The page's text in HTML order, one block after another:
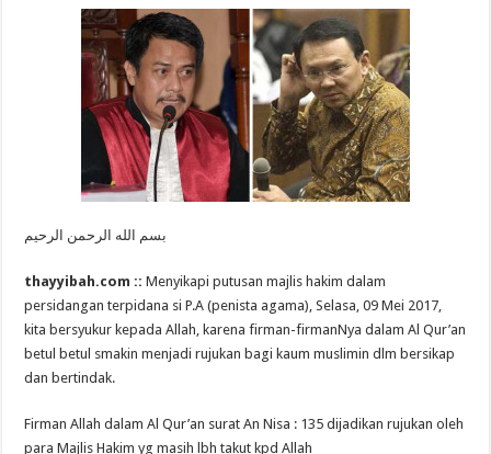
بسم الله الرحمن الرحيم
thayyibah.com ::Menyikapi putusan majlis hakim dalam
persidangan terpidana si P.A (penista agama), Selasa, 09 Mei 2017,
kita bersyukur kepada Allah, karena firman-firmanNya dalam Al Qur’an
betul betul smakin menjadi rujukan bagi kaum muslimin dlm bersikap
dan bertindak.
Firman Allah dalam Al Qur’an surat An Nisa : 135 dijadikan rujukan oleh
para Majlis Hakim yg masih lbh takut kpd Allah